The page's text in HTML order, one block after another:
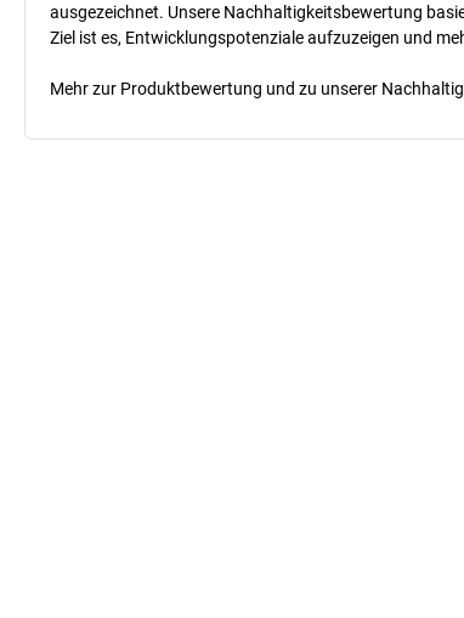
ausgezeichnet. Unsere Nachhaltigkeitsbewertung
Ziel ist es, Entwicklungspotenziale aufzuzeigen und
Mehr zur Produktbewertung und zu unserer